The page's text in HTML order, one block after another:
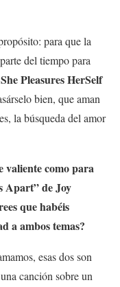
para que la
del tiempo para
She Pleasures HerSelf
bien, que aman
la búsqueda del amor
como para
Apart” de Joy
que habéis
a ambos temas?
esas dos son
canción sobre un